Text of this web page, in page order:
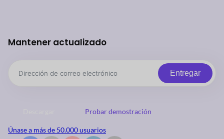
Mantener actualizado
Entregar
Probar demostración
Únase a más de 50.000 usuarios